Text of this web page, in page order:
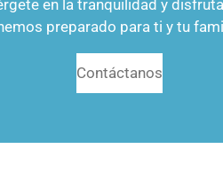
en la tranquilidad y
preparado para ti y tu
Contáctanos